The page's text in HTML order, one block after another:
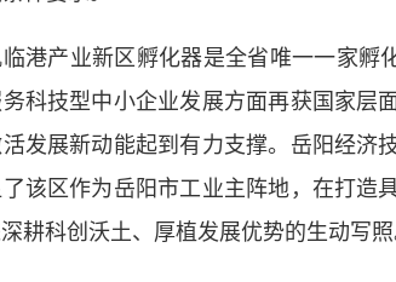
港产业新区孵化器是全省唯一一家孵
科技型中小企业发展方面再获国家层
发展新动能起到有力支撑。岳阳经济
该区作为岳阳市工业主阵地，在打造
耕科创沃土、厚植发展优势的生动写照